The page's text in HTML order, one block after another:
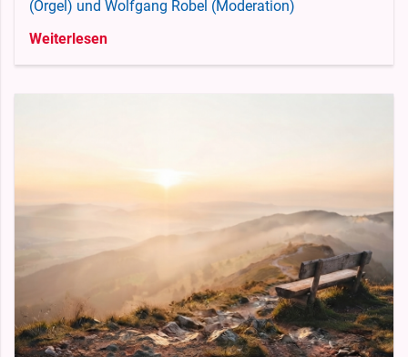
(Orgel) und Wolfgang Robel (Moderation)
Weiterlesen